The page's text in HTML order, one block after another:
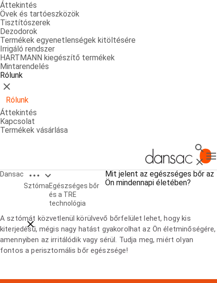
Áttekintés
Övek és tartóeszközök
Tisztítószerek
Dezodorok
Termékek egyenetlenségek kitöltésére
Irrigáló rendszer
HARTMANN kiegészítő termékek
Mintarendelés
Rólunk
Bezárás
Rólunk
Áttekintés
Kapcsolat
Termékek vásárlása
Dansac Open breadcrumbs
Close breadcrumbs
SztómaEgészséges bőr
és a TRE
technológia
Mit jelent az egészséges bőr az
Ön mindennapi életében?
Mit jelent az egészséges bőr az Ön
mindennapi életében?
A sztómát közvetlenül körülvevő bőrfelület lehet, hogy kis
kiterjedésű, mégis nagy hatást gyakorolhat az Ön életminőségére,
amennyiben az irritálódik vagy sérül. Tudja meg, miért olyan
fontos a perisztomális bőr egészsége!